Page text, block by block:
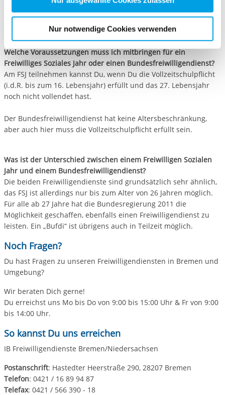
für die Zukunft widerrufen. Bitte beachten Sie: Ihre
Cookies, die erforderlich zur Bereitstellung der von Ihnen
aufgerufenen und somit gewünschten Website-
Funktionen sind. Diese Cookies setzen wir aufgrund
berechtigter Interessen und daher unabhängig von einer
Einwilligung.
Nur notwendige Cookies verwenden
Wir prüfen dann, ob wir eine geeignete Einsatzstelle für Dich
Welche Voraussetzungen muss ich mitbringen für ein
Freiwilliges Soziales Jahr oder einen Bundesfreiwilligendienst?
Am FSJ teilnehmen kannst Du, wenn Du die Vollzeitschulpflicht
(i.d.R. bis zum 16. Lebensjahr) erfüllt und das 27. Lebensjahr
noch nicht vollendet hast.
Der Bundesfreiwilligendienst hat keine Altersbeschränkung,
aber auch hier muss die Vollzeitschulpflicht erfüllt sein.
Was ist der Unterschied zwischen einem Freiwilligen Sozialen
Jahr und einem Bundesfreiwilligendienst?
Die beiden Freiwilligendienste sind grundsätzlich sehr ähnlich,
das FSJ ist allerdings nur bis zum Alter von 26 Jahren möglich.
Für alle ab 27 Jahre hat die Bundesregierung 2011 die
Möglichkeit geschaffen, ebenfalls einen Freiwilligendienst zu
leisten. Ein „Bufdi“ ist übrigens auch in Teilzeit möglich.
Noch Fragen?
Du hast Fragen zu unseren Freiwilligendiensten in Bremen und
Umgebung?
Wir beraten Dich gerne!
Du erreichst uns Mo bis Do von 9:00 bis 15:00 Uhr & Fr von 9:00
bis 14:00 Uhr.
So kannst Du uns erreichen
IB Freiwilligendienste Bremen/Niedersachsen
Postanschrift: Hastedter Heerstraße 290, 28207 Bremen
Telefon: 0421 / 16 89 94 87
Telefax: 0421 / 566 390 - 18